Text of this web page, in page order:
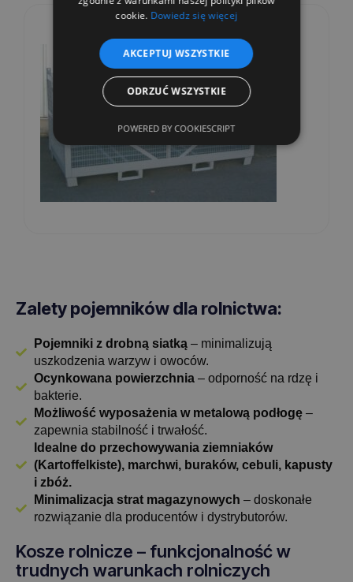
Zalety pojemników dla rolnictwa:
Pojemniki z drobną siatką– minimalizują
uszkodzenia warzyw i owoców.
Ocynkowana powierzchnia– odporność na rdzę i
bakterie.
Możliwość wyposażenia w metalową podłogę–
zapewnia stabilność i trwałość.
Idealne do przechowywania ziemniaków
(Kartoffelkiste), marchwi, buraków, cebuli, kapusty
i zbóż.
Minimalizacja strat magazynowych – doskonałe
rozwiązanie dla producentów i dystrybutorów.
Kosze rolnicze – funkcjonalność w
trudnych warunkach rolniczych
cookie. Dowiedz się więcej
AKCEPTUJ WSZYSTKIE
ODRZUĆ WSZYSTKIE
POWERED BY COOKIESCRIPT